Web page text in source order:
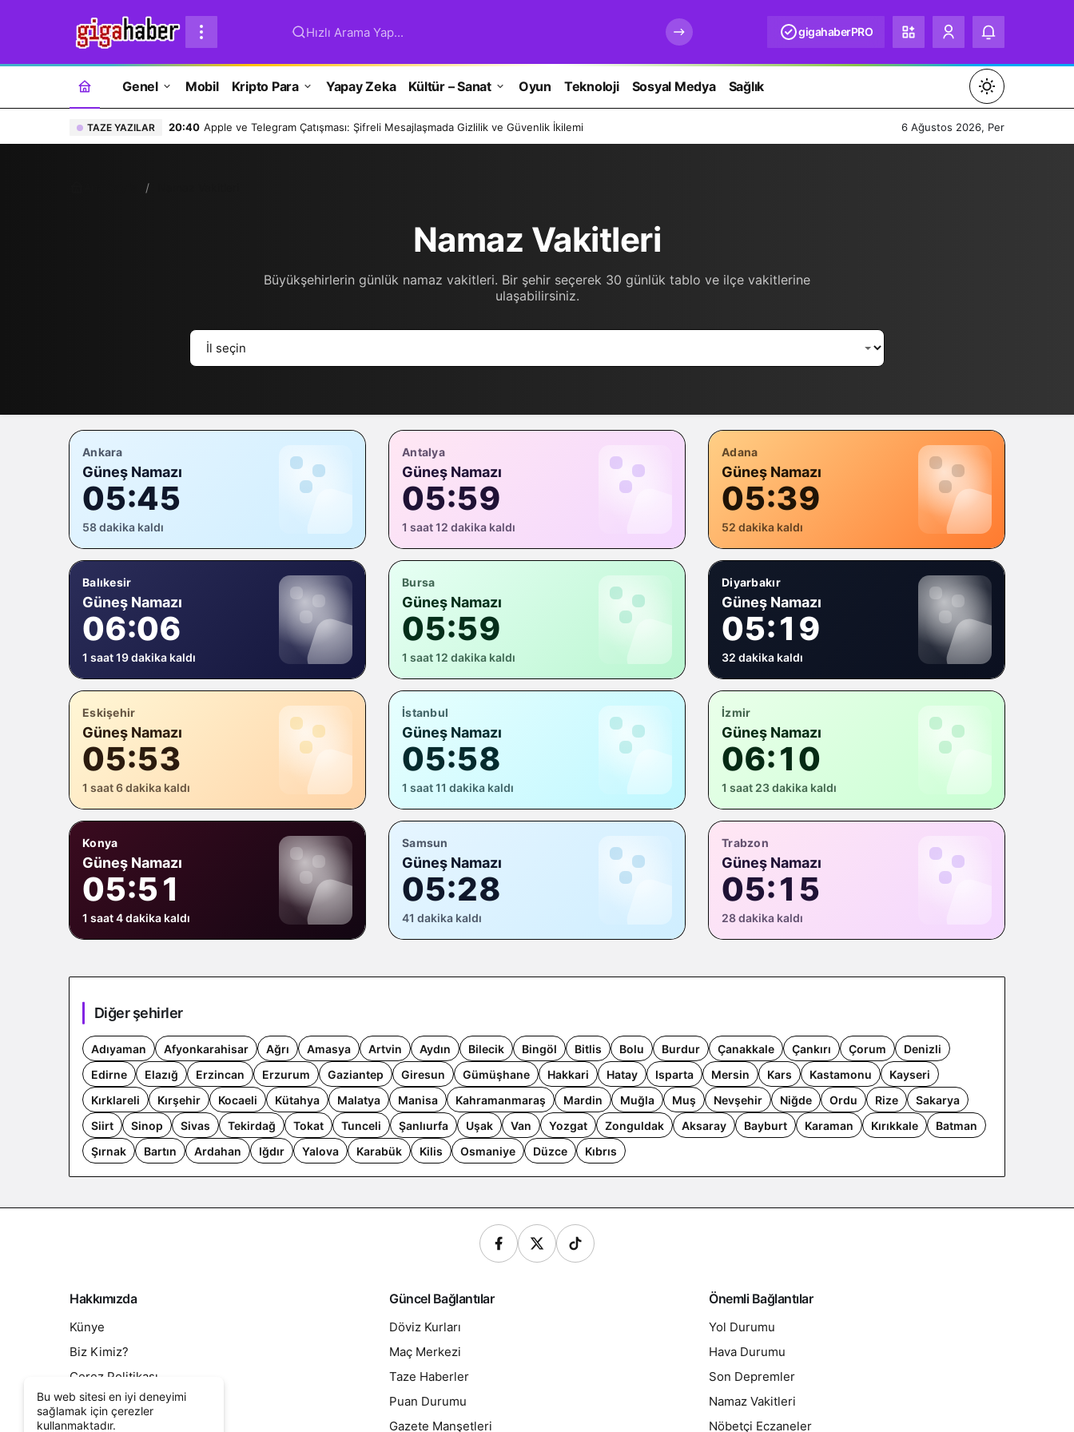
Hızlı Arama Yap... gigahaberPRO
Genel Mobil Kripto Para Yapay Zeka Kültür – Sanat Oyun Teknoloji Sosyal Medya Sağlık
Mod
değiştir
Sistem Modu
Sistem modunu seçin.
TAZE YAZILAR 20:40 Apple ve Telegram Çatışması: Şifreli Mesajlaşmada Gizlilik ve Güvenlik İkilemi 6 Ağustos 2026, Per
Namaz Vakitleri
Büyükşehirlerin günlük namaz vakitleri. Bir şehir seçerek 30 günlük tablo ve ilçe vakitlerine
ulaşabilirsiniz.
Ankara
Güneş Namazı
05:45
58 dakika kaldı
Antalya
Güneş Namazı
05:59
1 saat 12 dakika kaldı
Adana
Güneş Namazı
05:39
52 dakika kaldı
Balıkesir
Güneş Namazı
06:06
1 saat 19 dakika kaldı
Bursa
Güneş Namazı
05:59
1 saat 12 dakika kaldı
Diyarbakır
Güneş Namazı
05:19
32 dakika kaldı
Eskişehir
Güneş Namazı
05:53
1 saat 6 dakika kaldı
İstanbul
Güneş Namazı
05:58
1 saat 11 dakika kaldı
İzmir
Güneş Namazı
06:10
1 saat 23 dakika kaldı
Konya
Güneş Namazı
05:51
1 saat 4 dakika kaldı
Samsun
Güneş Namazı
05:28
41 dakika kaldı
Trabzon
Güneş Namazı
05:15
28 dakika kaldı
Diğer şehirler
Adıyaman Afyonkarahisar Ağrı Amasya Artvin Aydın Bilecik Bingöl Bitlis Bolu Burdur Çanakkale Çankırı Çorum
Denizli
Edirne
Elazığ Erzincan Erzurum Gaziantep Giresun Gümüşhane Hakkari Hatay Isparta Mersin Kars Kastamonu
Kayseri
Kırklareli
Kırşehir Kocaeli Kütahya Malatya Manisa Kahramanmaraş Mardin Muğla Muş Nevşehir Niğde Ordu Rize
Sakarya
Siirt
Sinop Sivas Tekirdağ Tokat Tunceli Şanlıurfa Uşak Van Yozgat Zonguldak Aksaray Bayburt Karaman Kırıkkale
Batman
Şırnak
Bartın Ardahan Iğdır Yalova Karabük Kilis Osmaniye Düzce Kıbrıs
Bu web sitesi en iyi deneyimi
sağlamak için çerezler
kullanmaktadır.
Hakkımızda
Künye
Biz Kimiz?
Çerez Politikası
Kullanım Sözleşmesi
Sıkça Sorulan Sorular
Güncel Bağlantılar
Döviz Kurları
Maç Merkezi
Taze Haberler
Puan Durumu
Gazete Manşetleri
Önemli Bağlantılar
Yol Durumu
Hava Durumu
Son Depremler
Namaz Vakitleri
Nöbetçi Eczaneler